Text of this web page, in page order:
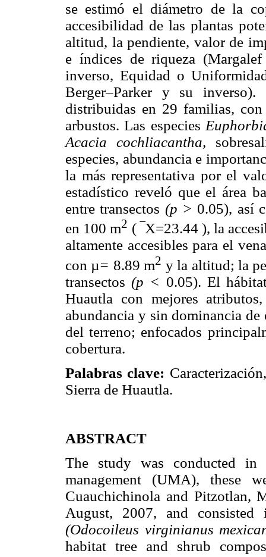
se estimó el diámetro de la
accesibilidad de las plantas
altitud, la pendiente, valor de
e índices de riqueza
inverso, Equidad o
Berger–Parker y su inverso).
distribuidas en 29 familias,
arbustos. Las especies
Acacia cochliacantha,
especies, abundancia e
la más representativa por el
estadístico reveló que el área
entre transectos (p > 0.05), así
en 100 m2 ( ‾X=23.44 ), la
altamente accesibles para el
con µ= 8.89 m2 y la altitud; la
transectos(p < 0.05). El
Huautla con mejores
abundancia y sin dominancia de
del terreno; enfocados
cobertura.
Palabras clave:
Sierra de Huautla.
ABSTRACT
The study was conducted in
management (UMA), these
Cuauchichinola and Pitzotlan,
August, 2007, and
(Odocoileus virginianus
habitat tree and shrub